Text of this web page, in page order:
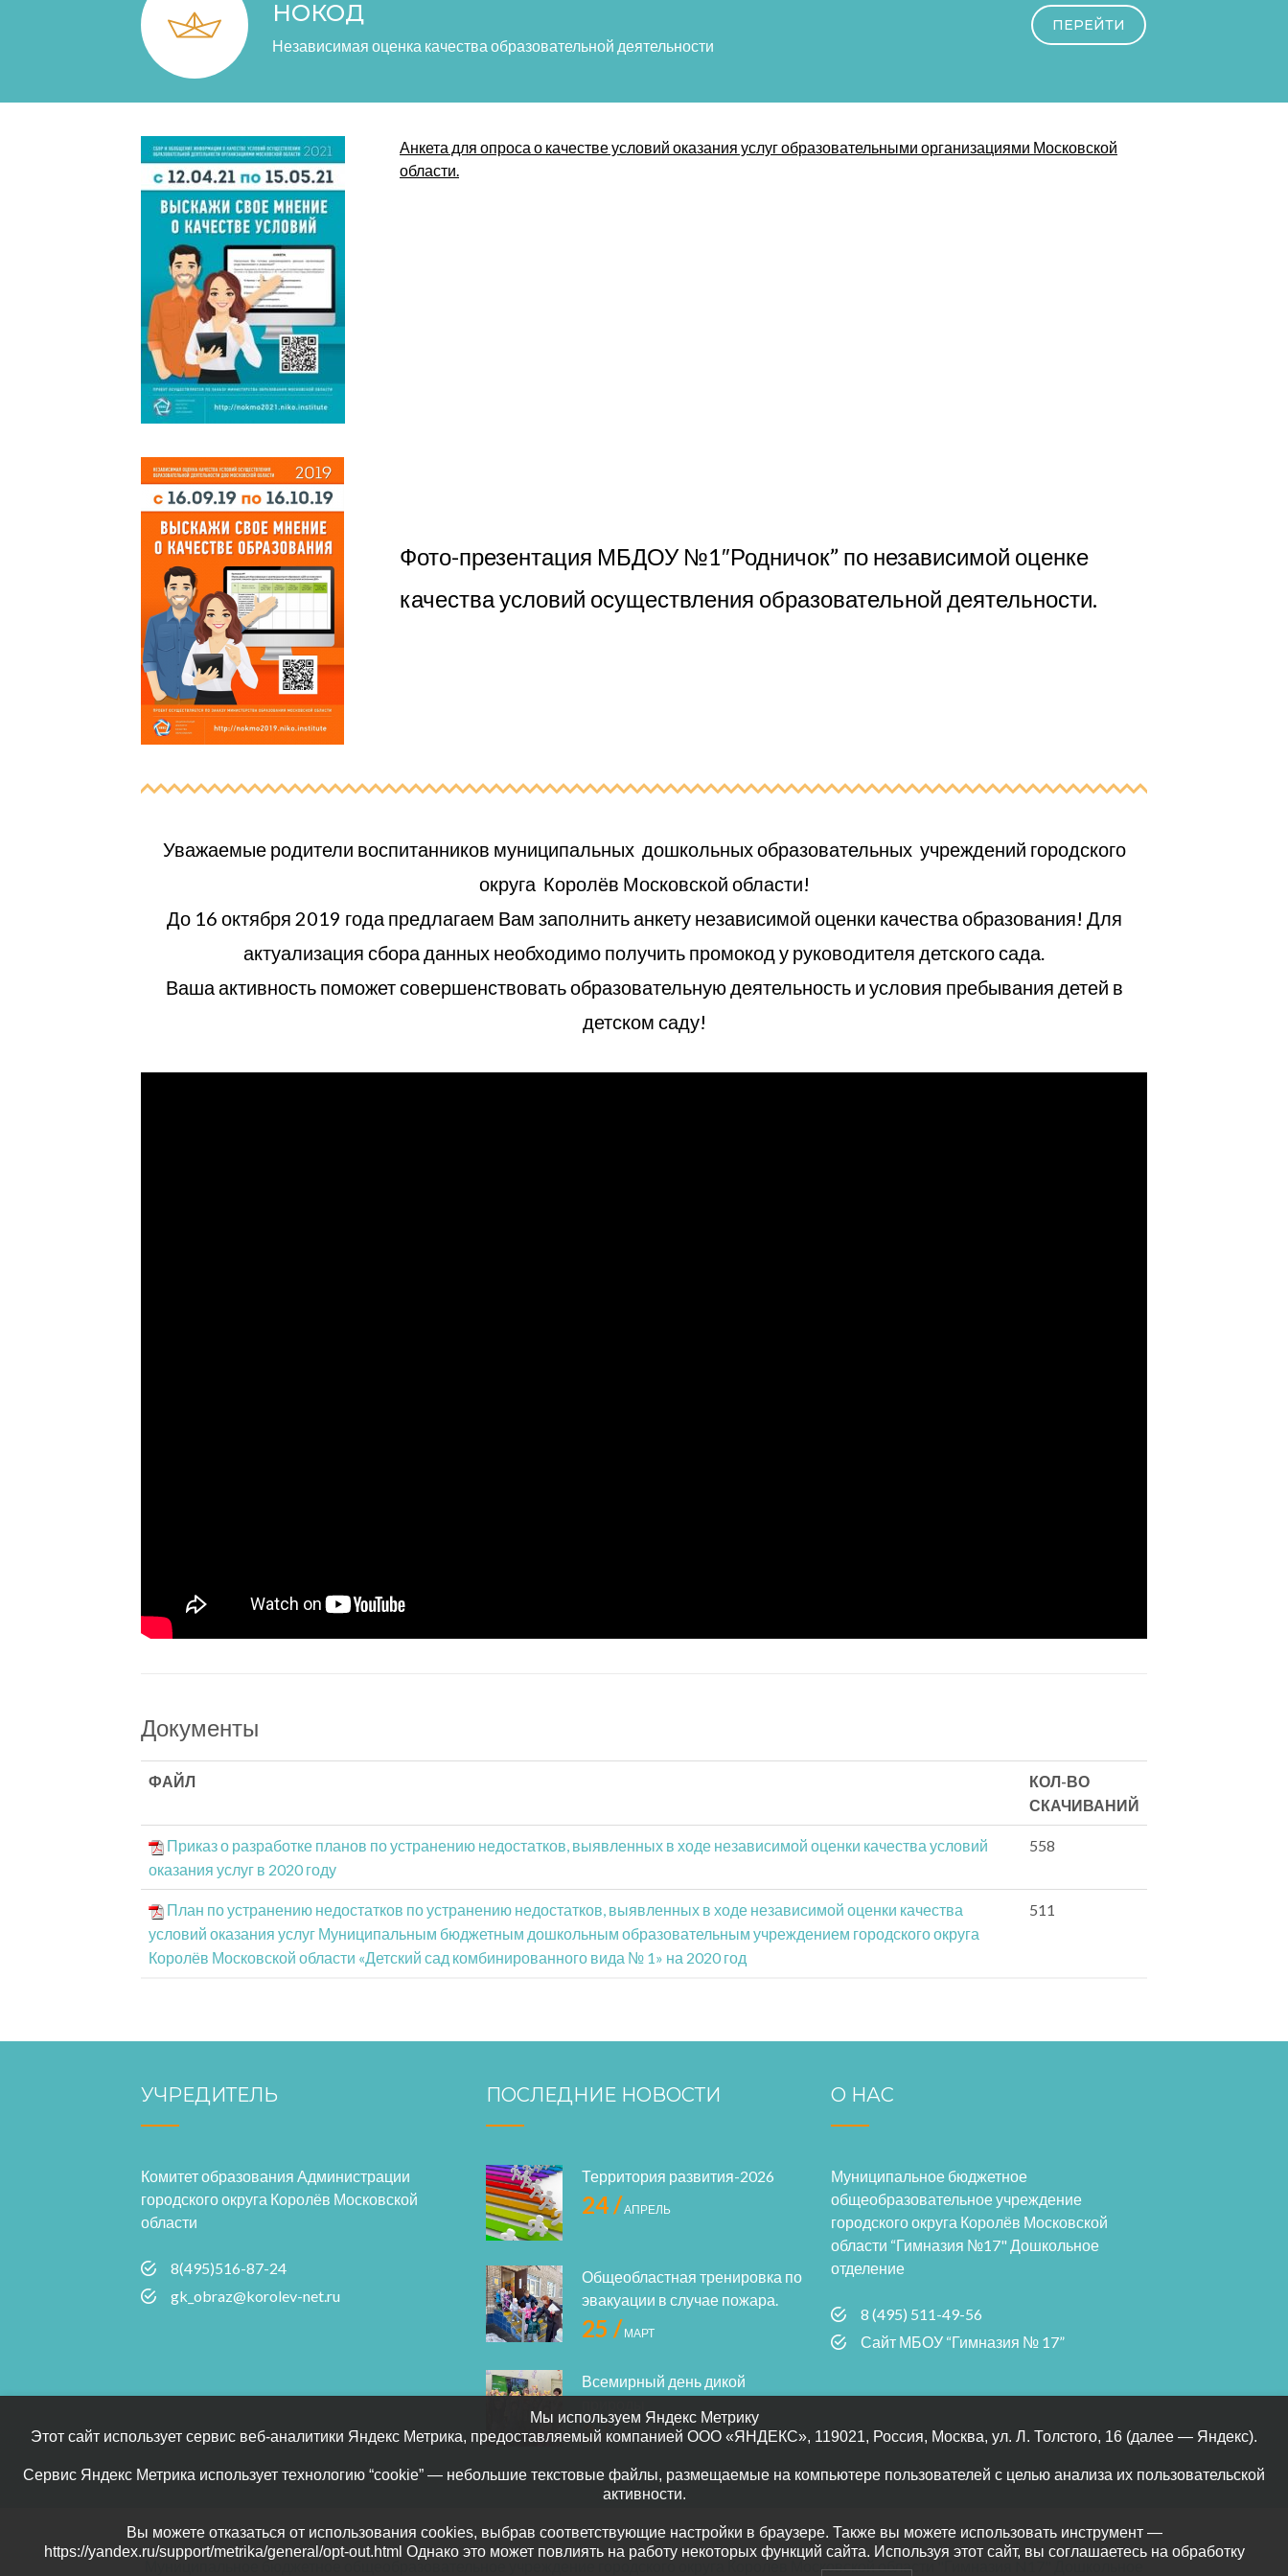
НОКОД
Независимая оценка качества образовательной деятельности
ПЕРЕЙТИ
Анкета для опроса о качестве условий оказания услуг образовательными организациями Московской
области.
Фото-презентация МБДОУ №1″Родничок” по независимой оценке
качества условий осуществления образовательной деятельности.
Уважаемые родители воспитанников муниципальных дошкольных образовательных учреждений городского
округа Королёв Московской области!
До 16 октября 2019 года предлагаем Вам заполнить анкету независимой оценки качества образования! Для
актуализация сбора данных необходимо получить промокод у руководителя детского сада.
Ваша активность поможет совершенствовать образовательную деятельность и условия пребывания детей в
детском саду!
Документы
ФАЙЛ
КОЛ-ВО
СКАЧИВАНИЙ
Приказ о разработке планов по устранению недостатков, выявленных в ходе независимой оценки качества условий
оказания услуг в 2020 году
558
План по устранению недостатков по устранению недостатков, выявленных в ходе независимой оценки качества
условий оказания услуг Муниципальным бюджетным дошкольным образовательным учреждением городского округа
Королёв Московской области «Детский сад комбинированного вида № 1» на 2020 год
511
УЧРЕДИТЕЛЬ
Комитет образования Администрации
городского округа Королёв Московской
области
8(495)516-87-24
gk_obraz@korolev-net.ru
ПОСЛЕДНИЕ НОВОСТИ
Территория развития-2026
24 /АПРЕЛЬ
Общеобластная тренировка по
эвакуации в случае пожара.
25 / МАРТ
Всемирный день дикой
3 /МАРТ
О НАС
Муниципальное бюджетное
общеобразовательное учреждение
городского округа Королёв Московской
области “Гимназия №17" Дошкольное
отделение
8 (495) 511-49-56
Сайт МБОУ “Гимназия № 17”
Муниципальное бюджетное общеобразовательное учреждение городского округа Королев Московской области "Гимназия N17" Дошкольное
Мы используем Яндекс Метрику
Этот сайт использует сервис веб-аналитики Яндекс Метрика, предоставляемый компанией ООО «ЯНДЕКС», 119021, Россия, Москва, ул. Л. Толстого, 16 (далее — Яндекс).
Сервис Яндекс Метрика использует технологию “cookie” — небольшие текстовые файлы, размещаемые на компьютере пользователей с целью анализа их пользовательской
активности.
Вы можете отказаться от использования cookies, выбрав соответствующие настройки в браузере. Также вы можете использовать инструмент —
https://yandex.ru/support/metrika/general/opt-out.html Однако это может повлиять на работу некоторых функций сайта. Используя этот сайт, вы соглашаетесь на обработку